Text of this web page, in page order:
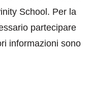
School. Per la
partecipare
informazioni sono